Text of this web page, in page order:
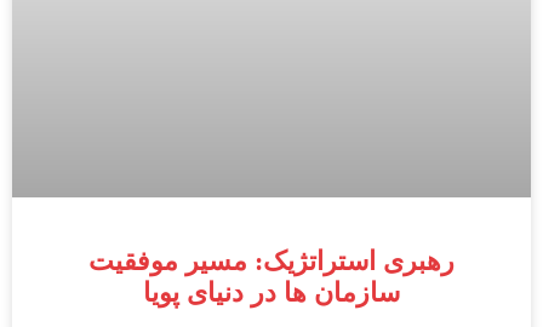
رهبری استراتژیک: مسیر موفقیت
سازمان ها در دنیای پویا